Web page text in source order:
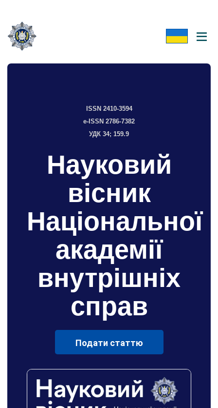
ISSN 2410-3594
e-ISSN 2786-7382
УДК 34; 159.9
Науковий
вісник
Національної
академії
внутрішніх
справ
Подати статтю